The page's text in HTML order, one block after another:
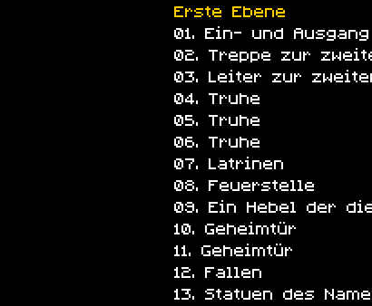
Erste Ebene
Ein- und
Treppe zur
Leiter zur
Truhe
Truhe
Truhe
Latrinen
Feuerstelle
Ein Hebel der
Geheimtür
Geheimtür
Fallen
Statuen des